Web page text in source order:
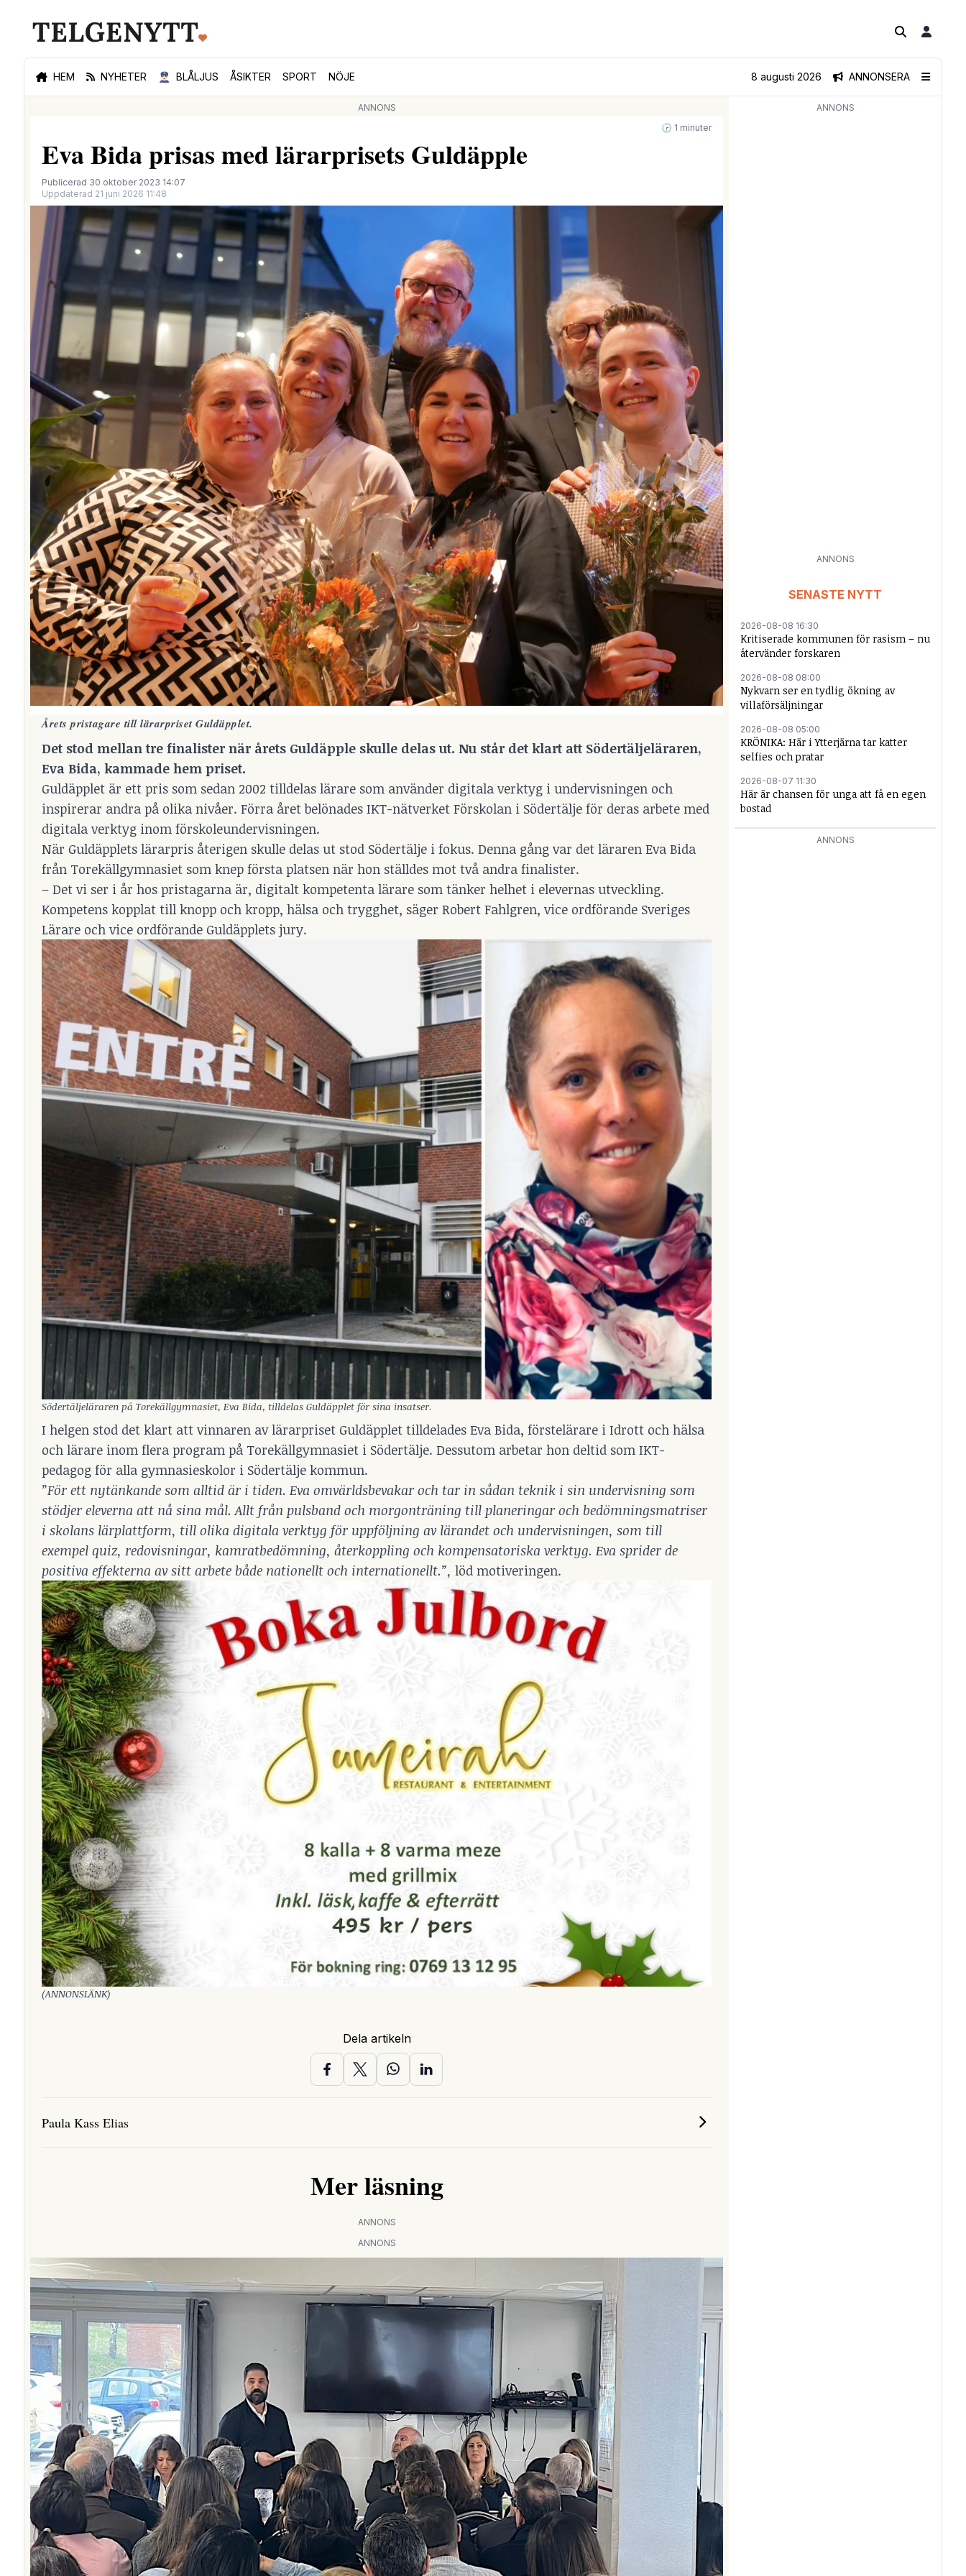
HEM NYHETER 👮🏻‍♂️ BLÅLJUS ÅSIKTER SPORT NÖJE ANNONSERA
8 augusti 2026
ANNONS
🕝 1 minuter
Eva Bida prisas med lärarprisets Guldäpple
Publicerad 30 oktober 2023 14:07
Uppdaterad 21 juni 2026 11:48
Årets pristagare till lärarpriset Guldäpplet.
Det stod mellan tre finalister när årets Guldäpple skulle delas ut. Nu står det klart att Södertäljeläraren,
Eva Bida, kammade hem priset.
Guldäpplet är ett pris som sedan 2002 tilldelas lärare som använder digitala verktyg i undervisningen och
inspirerar andra på olika nivåer. Förra året belönades IKT-nätverket Förskolan i Södertälje för deras arbete med
digitala verktyg inom förskoleundervisningen.
När Guldäpplets lärarpris återigen skulle delas ut stod Södertälje i fokus. Denna gång var det läraren Eva Bida
från Torekällgymnasiet som knep första platsen när hon ställdes mot två andra finalister.
– Det vi ser i år hos pristagarna är, digitalt kompetenta lärare som tänker helhet i elevernas utveckling.
Kompetens kopplat till knopp och kropp, hälsa och trygghet, säger Robert Fahlgren, vice ordförande Sveriges
Lärare och vice ordförande Guldäpplets jury.
Södertäljeläraren på Torekällgymnasiet, Eva Bida, tilldelas Guldäpplet för sina insatser.
I helgen stod det klart att vinnaren av lärarpriset Guldäpplet tilldelades Eva Bida, förstelärare i Idrott och hälsa
och lärare inom flera program på Torekällgymnasiet i Södertälje. Dessutom arbetar hon deltid som IKT-
pedagog för alla gymnasieskolor i Södertälje kommun.
”För ett nytänkande som alltid är i tiden. Eva omvärldsbevakar och tar in sådan teknik i sin undervisning som
stödjer eleverna att nå sina mål. Allt från pulsband och morgonträning till planeringar och bedömningsmatriser
i skolans lärplattform, till olika digitala verktyg för uppföljning av lärandet och undervisningen, som till
exempel quiz, redovisningar, kamratbedömning, återkoppling och kompensatoriska verktyg. Eva sprider de
positiva effekterna av sitt arbete både nationellt och internationellt.”, löd motiveringen.
(ANNONSLÄNK)
Dela artikeln
Paula Kass Elias
Mer läsning
ANNONS
ANNONS
ANNONS
ANNONS
SENASTE NYTT
2026-08-08 16:30
Kritiserade kommunen för rasism – nu
återvänder forskaren
2026-08-08 08:00
Nykvarn ser en tydlig ökning av
villaförsäljningar
2026-08-08 05:00
KRÖNIKA: Här i Ytterjärna tar katter
selfies och pratar
2026-08-07 11:30
Här är chansen för unga att få en egen
bostad
ANNONS